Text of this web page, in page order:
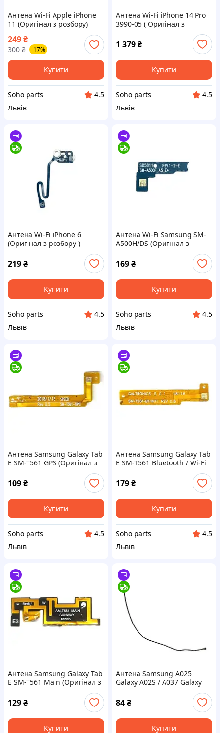
Антена Wi-Fi Apple iPhone
11 (Оригінал з розбору)
249₴
300 ₴ -17%
Купити
Soho parts
4.5
Львів
Антена Wi-Fi iPhone 14 Pro
3990-05 ( Оригінал з
1 379₴
Купити
Soho parts
4.5
Львів
Антена Wi-Fi iPhone 6
(Оригінал з розбору )
219₴
Купити
Soho parts
4.5
Львів
Антена Wi-Fi Samsung SM-
A500H/DS (Оригінал з
169₴
Купити
Soho parts
4.5
Львів
Антена Samsung Galaxy Tab
E SM-T561 GPS (Оригінал з
109₴
Купити
Soho parts
4.5
Львів
Антена Samsung Galaxy Tab
E SM-T561 Bluetooth / Wi-Fi
(Відновлений)
179₴
Купити
Soho parts
4.5
Львів
Антена Samsung Galaxy Tab
E SM-T561 Main (Оригінал з
129₴
Купити
Антена Samsung A025
Galaxy A02S / A037 Galaxy
84₴
Купити